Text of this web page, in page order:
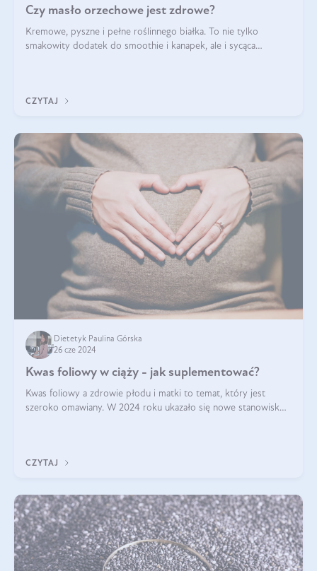
Czy masło orzechowe jest zdrowe?
Kremowe, pyszne i pełne roślinnego białka. To nie tylko
smakowity dodatek do smoothie i kanapek, ale i sycąca
CZYTAJ
Dietetyk Paulina Górska
26 cze 2024
Kwas foliowy w ciąży - jak suplementować?
Kwas foliowy a zdrowie płodu i matki to temat, który jest
szeroko omawiany. W 2024 roku ukazało się nowe stanowisko
CZYTAJ